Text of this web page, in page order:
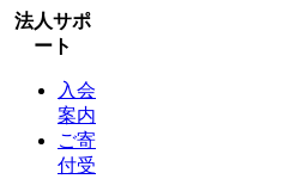
法人サポ
ート
入会
案内
ご寄
付受